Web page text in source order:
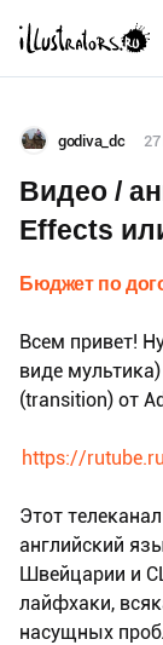
godiva_dc
Видео /
Effects
Бюджет по
Всем привет!
виде
(transition) от
https://
Этот
английский
Швейцарии и
лайфхаки,
насущных